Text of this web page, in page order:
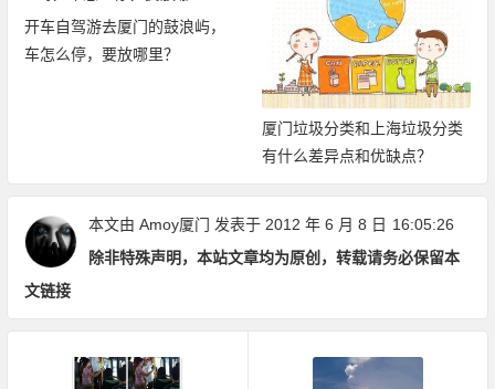
开车自驾游去厦门的鼓浪屿，
车怎么停，要放哪里？
厦门垃圾分类和上海垃圾分类
有什么差异点和优缺点？
本文由 Amoy厦门 发表于 2012 年 6 月 8 日 16:05:26
除非特殊声明，本站文章均为原创，转载请务必保留本
文链接